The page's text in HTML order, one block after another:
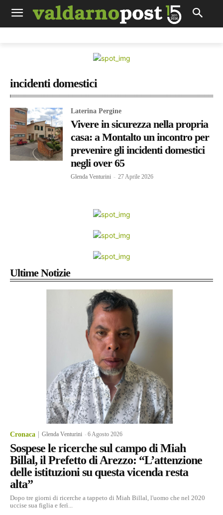
incidenti domestici
Laterina Pergine
Vivere in sicurezza nella propria
casa: a Montalto un incontro per
prevenire gli incidenti domestici
negli over 65
Glenda Venturini - 27 Aprile 2026
Ultime Notizie
Cronaca Glenda Venturini -6 Agosto 2026
Sospese le ricerche sul campo di Miah
Billal, il Prefetto di Arezzo: “L’attenzione
delle istituzioni su questa vicenda resta
alta”
Dopo tre giorni di ricerche a tappeto di Miah Billal, l'uomo che nel 2020
uccise sua figlia e ferì...